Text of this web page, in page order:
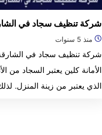
شركة تنظيف سجاد في
منذ 5 سنوات
شركة تنظيف سجاد في
الأمانة كلين يعتبر السجاد من
الذي يعتبر من زينة المنزل.